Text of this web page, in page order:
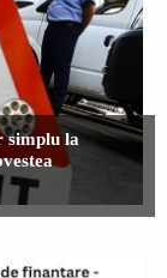
simplu la